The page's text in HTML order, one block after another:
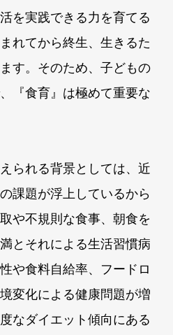
を実践できる力を育てる
れてから終生、生きるた
す。そのため、子どもの
『食育』は極めて重要な
られる背景としては、近
課題が浮上しているから
や不規則な食事、朝食を
とそれによる生活習慣病
や食料自給率、フードロ
変化による健康問題が増
なダイエット傾向にある